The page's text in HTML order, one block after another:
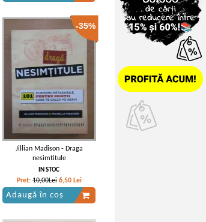
-35%
Jillian Madison - Draga
nesimtitule
IN STOC
Pret:10,00Lei 6,50 Lei
Adaugă în coș